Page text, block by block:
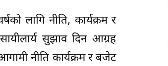
लागि नीति, कार्यक्रम र
सुझाव दिन आग्रह
नीति कार्यक्रम र बजेट